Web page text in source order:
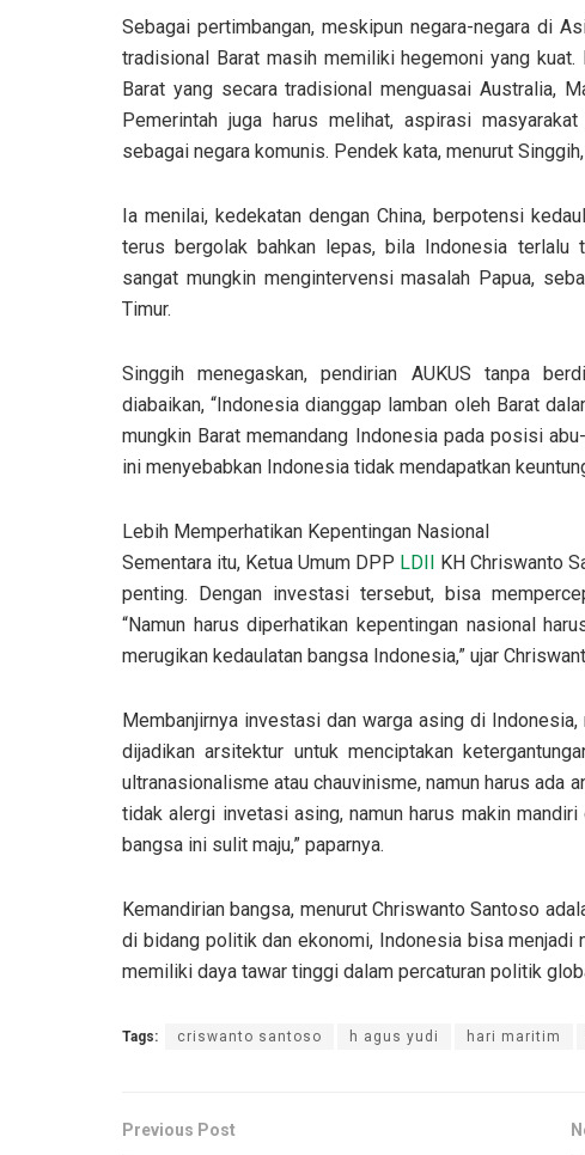
Sebagai pertimbangan, meskipun negara-negara di
tradisional Barat masih memiliki hegemoni yang
Barat yang secara tradisional menguasai Australia,
Pemerintah juga harus melihat, aspirasi
sebagai negara komunis. Pendek kata, menurut
Ia menilai, kedekatan dengan China, berpotensi
terus bergolak bahkan lepas, bila Indonesia terlalu
sangat mungkin mengintervensi masalah Papua,
Timur.
Singgih menegaskan, pendirian AUKUS tanpa
diabaikan, “Indonesia dianggap lamban oleh Barat
mungkin Barat memandang Indonesia pada posisi
ini menyebabkan Indonesia tidak mendapatkan
Lebih Memperhatikan Kepentingan Nasional
Sementara itu, Ketua Umum DPP LDII
KH Chriswanto
penting. Dengan investasi tersebut, bisa
“Namun harus diperhatikan kepentingan nasional
merugikan kedaulatan bangsa Indonesia,” ujar
Membanjirnya investasi dan warga asing di
dijadikan arsitektur untuk menciptakan
ultranasionalisme atau chauvinisme, namun harus
tidak alergi invetasi asing, namun harus makin
bangsa ini sulit maju,” paparnya.
Kemandirian bangsa, menurut Chriswanto Santoso
di bidang politik dan ekonomi, Indonesia bisa menjadi
memiliki daya tawar tinggi dalam percaturan politik
Tags: criswanto santoso h agus yudi hari maritim
Previous Post